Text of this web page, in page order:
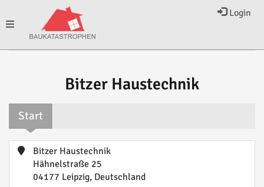
Login
Toggle
Bitzer Haustechnik
Start
Bitzer Haustechnik
Hähnelstraße 25
04177 Leipzig, Deutschland